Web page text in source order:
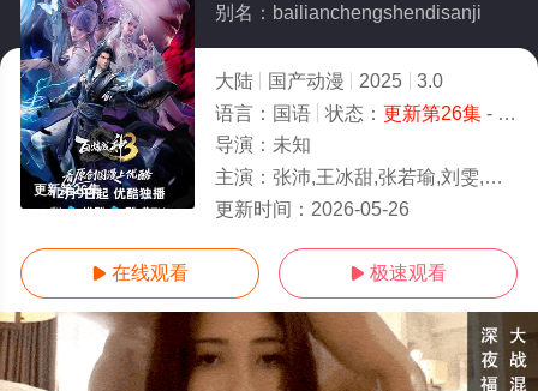
更新第26集
别名：bailianchengshendisanji
大陆 国产动漫 2025
3.0
语言： 国语 状态： 更新第26集- 免费在线观看
导演： 未知
主演： 张沛,王冰甜,张若瑜,刘雯,栾祥瑾,苗洋
更新时间： 2026-05-26
 在线观看  极速观看